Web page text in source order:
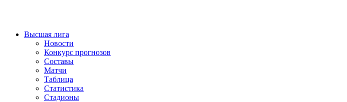
Высшая лига
Новости
Конкурс прогнозов
Составы
Матчи
Таблица
Статистика
Стадионы